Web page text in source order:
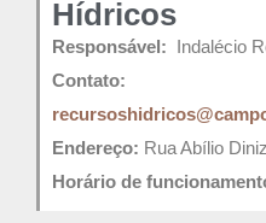
Hídricos
Responsável: Indalécio
Contato:
Endereço: Rua Abílio
Horário de